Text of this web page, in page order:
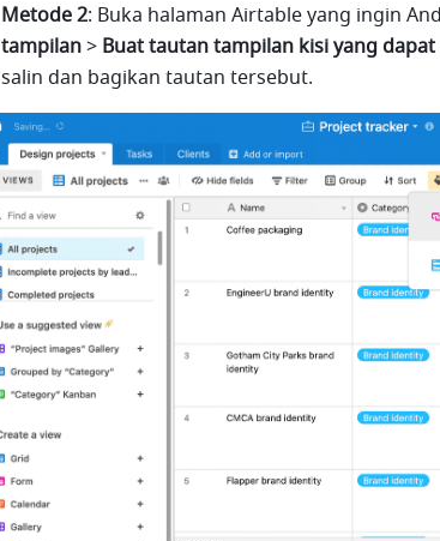
Metode 2: Buka halaman Airtable yang ingin
tampilan > Buat tautan tampilan kisi yang
salin dan bagikan tautan tersebut.